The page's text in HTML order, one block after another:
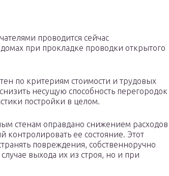
проводится сейчас
при прокладке проводки открытого
по критериям стоимости и трудовых
несущую способность перегородок
постройки в целом.
стенам оправдано снижением расходов
контролировать ее состояние. Этот
повреждения, собственноручно
выхода их из строя, но и при